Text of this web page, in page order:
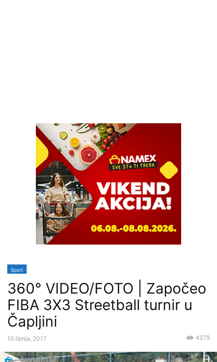
Sport
360° VIDEO/FOTO | Započeo
FIBA 3X3 Streetball turnir u
Čapljini
10 lipnja, 2017 4279